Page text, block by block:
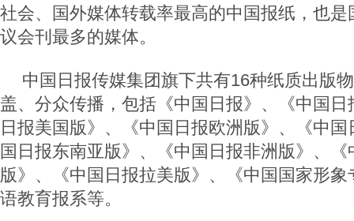
社会、国外媒体转载率最高的中国报纸，也
议会刊最多的媒体。
中国日报传媒集团旗下共有16种纸质出版
盖、分众传播，包括《中国日报》、《中国
日报美国版》、《中国日报欧洲版》、《中
国日报东南亚版》、《中国日报非洲版》、
版》、《中国日报拉美版》、《中国国家形
语教育报系等。